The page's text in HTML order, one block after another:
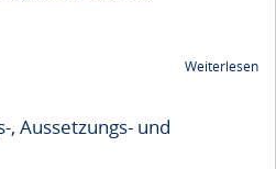
Weiterlesen
, Aussetzungs- und